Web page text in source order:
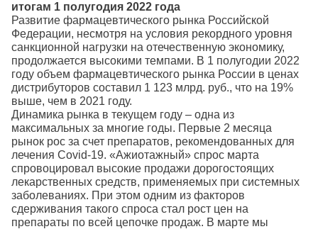
итогам 1 полугодия 2022 года
Развитие фармацевтического рынка Российской
Федерации, несмотря на условия рекордного уровня
санкционной нагрузки на отечественную экономику,
продолжается высокими темпами. В 1 полугодии 2022
году объем фармацевтического рынка России в ценах
дистрибуторов составил 1 123 млрд. руб., что на 19%
выше, чем в 2021 году.
Динамика рынка в текущем году – одна из
максимальных за многие годы. Первые 2 месяца
рынок рос за счет препаратов, рекомендованных для
лечения Covid-19. «Ажиотажный» спрос марта
спровоцировал высокие продажи дорогостоящих
лекарственных средств, применяемых при системных
заболеваниях. При этом одним из факторов
сдерживания такого спроса стал рост цен на
препараты по всей цепочке продаж. В марте мы